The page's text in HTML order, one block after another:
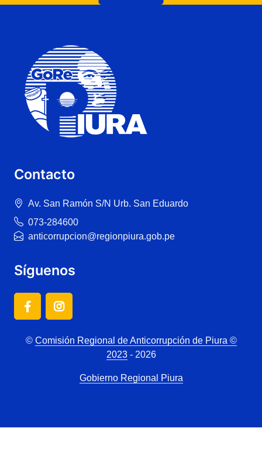
Contacto
Av. San Ramón S/N Urb. San Eduardo
073-284600
anticorrupcion@regionpiura.gob.pe
Síguenos
© Comisión Regional de Anticorrupción de Piura ©
2023- 2026
Gobierno Regional Piura